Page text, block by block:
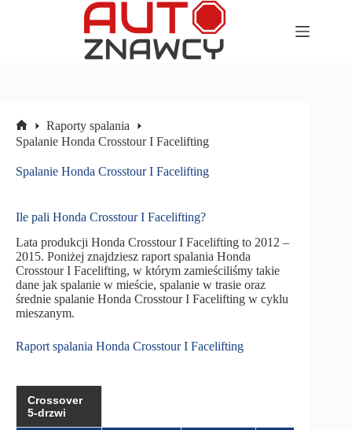
Strona
główna
Raporty spalania
Spalanie Honda Crosstour I Facelifting
Spalanie Honda Crosstour I Facelifting
Ile pali Honda Crosstour I Facelifting?
Lata produkcji Honda Crosstour I Facelifting to 2012 –
2015. Poniżej znajdziesz raport spalania Honda
Crosstour I Facelifting, w którym zamieściliśmy takie
dane jak spalanie w mieście, spalanie w trasie oraz
średnie spalanie Honda Crosstour I Facelifting w cyklu
mieszanym.
Raport spalania Honda Crosstour I Facelifting
Crossover
5-drzwi